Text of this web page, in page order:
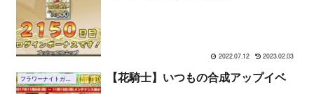
2022.07.12 2023.02.03
フラワーナイトガール 【花騎士】いつもの合成アップイベ